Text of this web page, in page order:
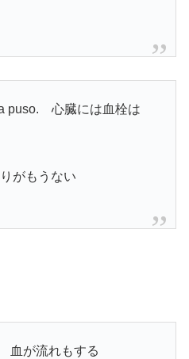
puso. 心臓には血栓は
がもうない
血が流れもする